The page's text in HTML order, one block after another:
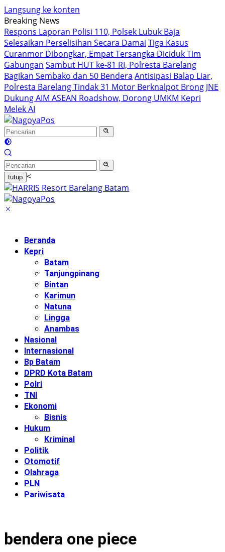
Langsung ke konten
Breaking News
Respons Laporan Polisi 110, Polsek Lubuk Baja
Selesaikan Perselisihan Secara Damai Tiga Kasus
Curanmor Dibongkar, Empat Tersangka Diciduk Tim
Gabungan Sambut HUT ke-81 RI, Polresta Barelang
Bagikan Sembako dan 50 Bendera Antisipasi Balap Liar,
Polresta Barelang Tindak 31 Motor Berknalpot Brong JNE
Dukung AIM ASEAN Roadshow, Dorong UMKM Kepri
Melek AI
tutup <
Beranda
Kepri
Batam
Tanjungpinang
Bintan
Karimun
Natuna
Lingga
Anambas
Nasional
Internasional
Bp Batam
DPRD Kota Batam
Polri
TNI
Ekonomi
Bisnis
Hukum
Kriminal
Politik
Otomotif
Olahraga
PLN
Pariwisata
bendera one piece